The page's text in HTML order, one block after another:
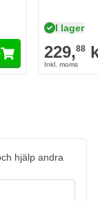
I lager
229,88
hjälp andra